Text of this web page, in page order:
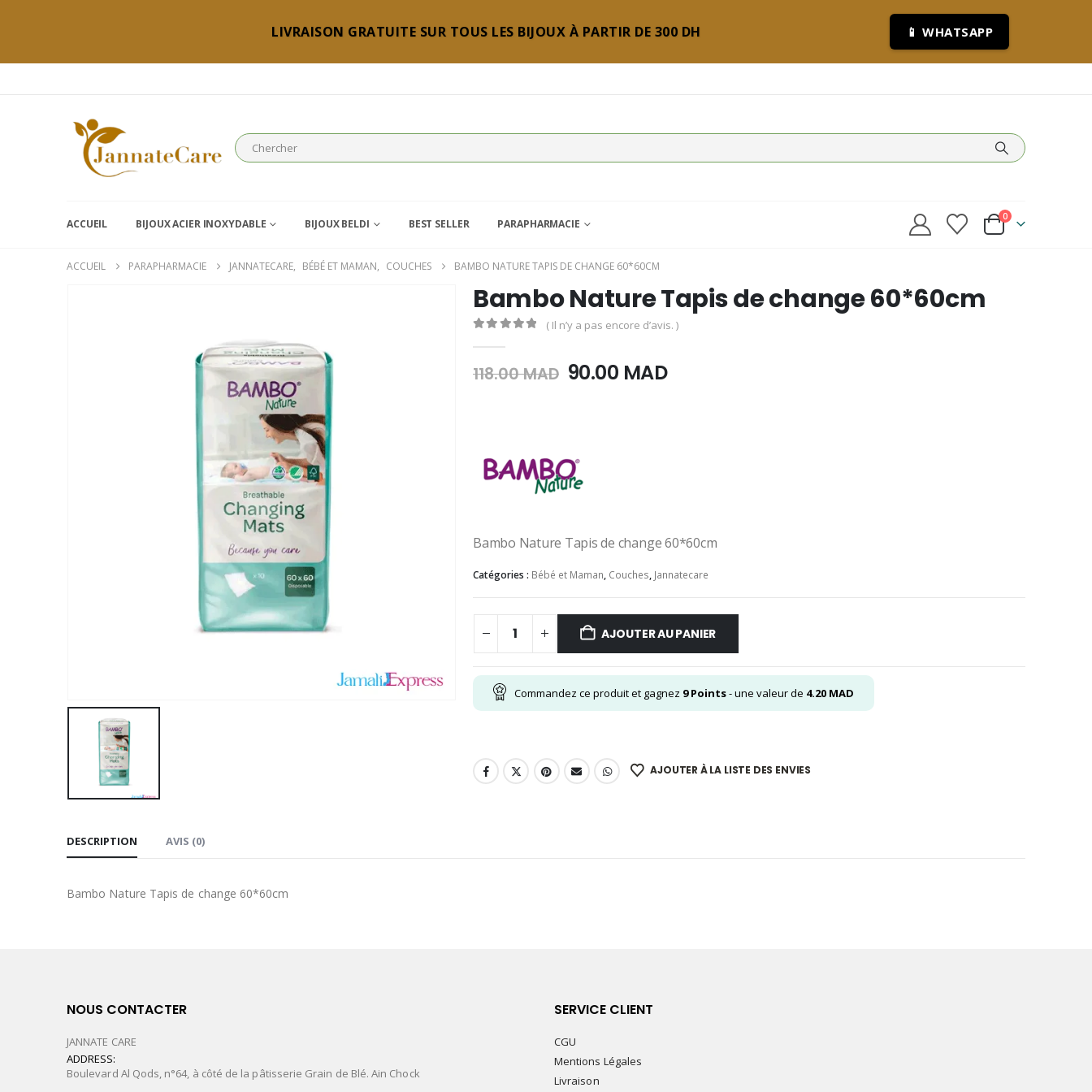
LIVRAISON GRATUITE SUR TOUS LES BIJOUX À PARTIR DE 300 DH 📱 WHATSAPP
ACCUEIL BIJOUX ACIER INOXYDABLE BIJOUX BELDI BEST SELLER PARAPHARMACIE
0
ACCUEIL PARAPHARMACIE JANNATECARE, BÉBÉ ET MAMAN, COUCHES BAMBO NATURE TAPIS DE CHANGE 60*60CM
Bambo Nature Tapis de change 60*60cm
( Il n’y a pas encore d’avis. )
118.00MAD Le
MAD.
90.00 MADLe
Bambo Nature Tapis de change 60*60cm
Catégories : Bébé et Maman, Couches, Jannatecare
AJOUTER AU PANIER
Commandez ce produit et gagnez 9Points- une valeur de 4.20 MAD
AJOUTER À LA LISTE DES ENVIES
DESCRIPTION AVIS (0)
Bambo Nature Tapis de change 60*60cm
NOUS CONTACTER
JANNATE CARE
ADDRESS:
Boulevard Al Qods, n°64, à côté de la pâtisserie Grain de Blé. Ain Chock
SERVICE CLIENT
CGU
Mentions Légales
Livraison